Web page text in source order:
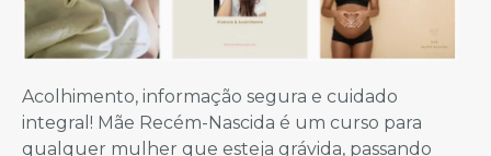
Acolhimento, informação segura e cuidado
integral! Mãe Recém-Nascida é um curso para
qualquer mulher que esteja grávida, passando